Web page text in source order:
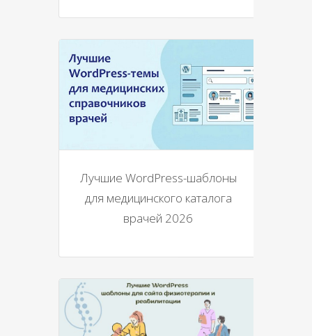
Лучшие WordPress-шаблоны
для медицинского каталога
врачей 2026